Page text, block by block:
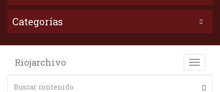
Categorías
Toggle
Riojarchivo